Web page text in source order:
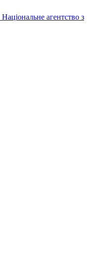
Національне агентство з